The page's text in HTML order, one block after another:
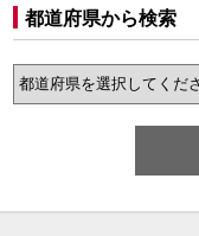
都道府県から検索